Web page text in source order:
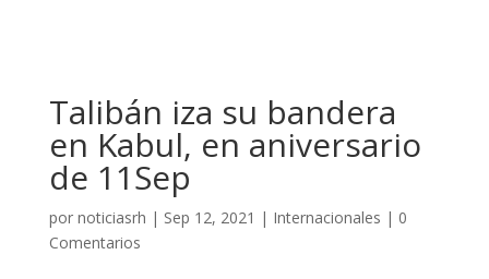
Talibán iza su bandera
en Kabul, en aniversario
de 11Sep
por noticiasrh | Sep 12, 2021 | Internacionales | 0
Comentarios